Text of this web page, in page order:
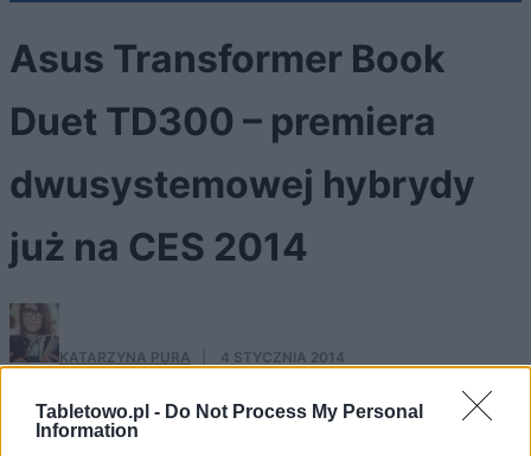
Tabletowo.pl - Do Not Process My Personal
Information
Asus Transformer Book
Duet TD300 – premiera
dwusystemowej hybrydy
już na CES 2014
KATARZYNA PURA 4 STYCZNIA 2014
Producenci